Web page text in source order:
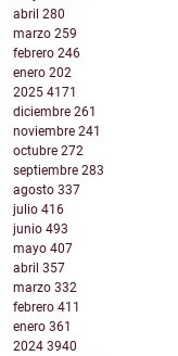
abril 280
marzo 259
febrero 246
enero 202
2025 4171
diciembre 261
noviembre 241
octubre 272
septiembre 283
agosto 337
julio 416
junio 493
mayo 407
abril 357
marzo 332
febrero 411
enero 361
2024 3940